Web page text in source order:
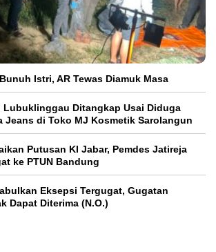
Istri, AR Tewas Diamuk Masa
Lubuklinggau Ditangkap Usai Diduga
Jeans di Toko MJ Kosmetik Sarolangun
Putusan KI Jabar, Pemdes Jatireja
ke PTUN Bandung
Eksepsi Tergugat, Gugatan
Dapat Diterima (N.O.)